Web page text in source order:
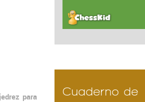
para
Cuaderno de